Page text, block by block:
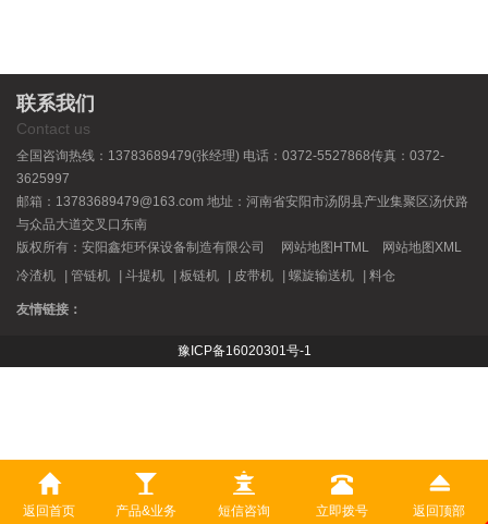
联系我们
Contact us
全国咨询热线：13783689479(张经理) 电话：0372-5527868传真：0372-
3625997
邮箱：13783689479@163.com 地址：河南省安阳市汤阴县产业集聚区汤伏路
与众品大道交叉口东南
版权所有：安阳鑫炬环保设备制造有限公司
网站地图HTML
网站地图XML
冷渣机
| 管链机 | 斗提机 | 板链机 | 皮带机 | 螺旋输送机 | 料仓
友情链接：
豫ICP备16020301号-1
返回首页 产品&业务 短信咨询 立即拨号 返回顶部
豫公网安备 41052302000328号
免责声明